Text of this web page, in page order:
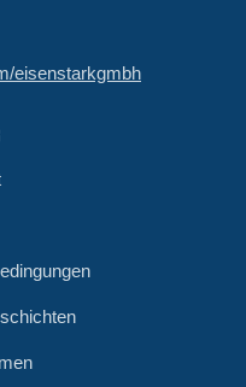
eisenstarkgmbh